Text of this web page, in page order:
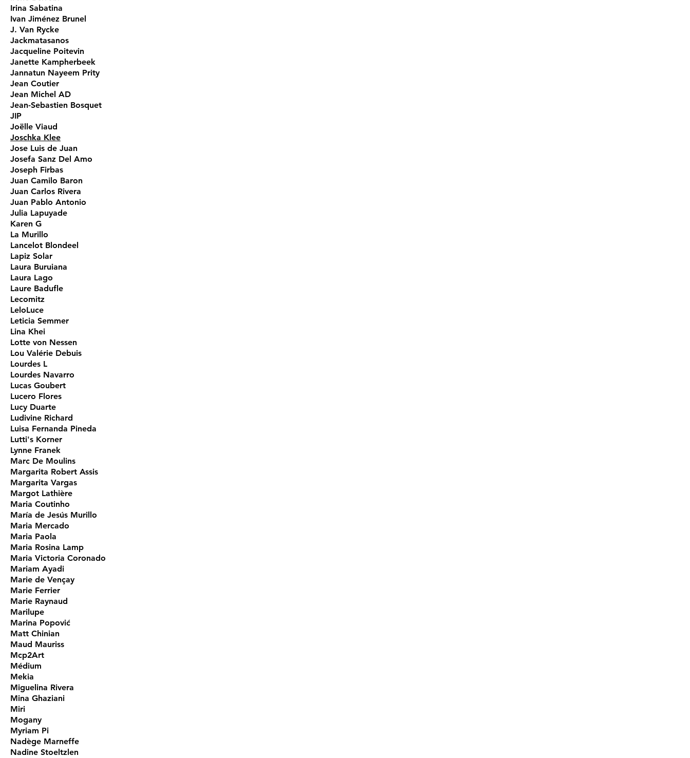
Irina Sabatina
Ivan Jiménez Brunel
J. Van Rycke
Jackmatasanos
Jacqueline Poitevin
Janette Kampherbeek
Jannatun Nayeem Prity
Jean Coutier
Jean Michel AD
Jean-Sebastien Bosquet
JIP
Joëlle Viaud
Joschka Klee
Jose Luis de Juan
Josefa Sanz Del Amo
Joseph Firbas
Juan Camilo Baron
Juan Carlos Rivera
Juan Pablo Antonio
Julia Lapuyade
Karen G
La Murillo
Lancelot Blondeel
Lapiz Solar
Laura Buruiana
Laura Lago
Laure Badufle
Lecomitz
LeloLuce
Leticia Semmer
Lina Khei
Lotte von Nessen
Lou Valérie Debuis
Lourdes L
Lourdes Navarro
Lucas Goubert
Lucero Flores
Lucy Duarte
Ludivine Richard
Luisa Fernanda Pineda
Lutti's Korner
Lynne Franek
Marc De Moulins
Margarita Robert Assis
Margarita Vargas
Margot Lathière
Maria Coutinho
María de Jesús Murillo
Maria Mercado
Maria Paola
Maria Rosina Lamp
Maria Victoria Coronado
Mariam Ayadi
Marie de Vençay
Marie Ferrier
Marie Raynaud
Marilupe
Marina Popović
Matt Chinian
Maud Mauriss
Mcp2Art
Médium
Mekia
Miguelina Rivera
Mina Ghaziani
Miri
Mogany
Myriam Pi
Nadège Marneffe
Nadine Stoeltzlen